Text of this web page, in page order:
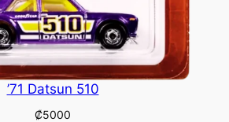
’71 Datsun 510
₡5000